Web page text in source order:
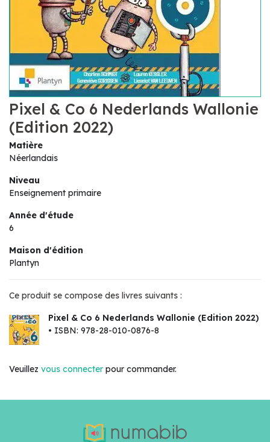
Pixel & Co 6 Nederlands Wallonie
(Edition 2022)
Matière
Néerlandais
Niveau
Enseignement primaire
Année d'étude
6
Maison d'édition
Plantyn
Ce produit se compose des livres suivants :
Pixel & Co 6 Nederlands Wallonie (Edition 2022)
• ISBN: 978-28-010-0876-8
Veuillez vous connecter pour commander.